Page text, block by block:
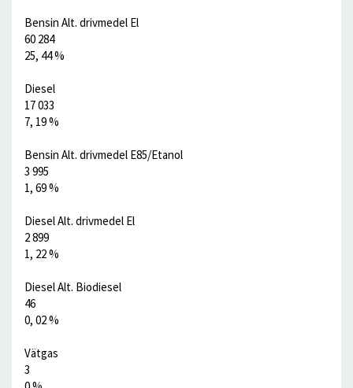
Bensin Alt. drivmedel El
60 284
25, 44 %
Diesel
17 033
7, 19 %
Bensin Alt. drivmedel E85/Etanol
3 995
1, 69 %
Diesel Alt. drivmedel El
2 899
1, 22 %
Diesel Alt. Biodiesel
46
0, 02 %
Vätgas
3